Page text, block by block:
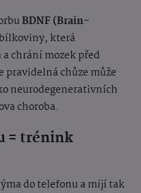
BDNF (Brain-
která
chrání mozek před
pravidelná chůze může
neurodegenerativních
choroba.
= trénink
do telefonu a míjí tak